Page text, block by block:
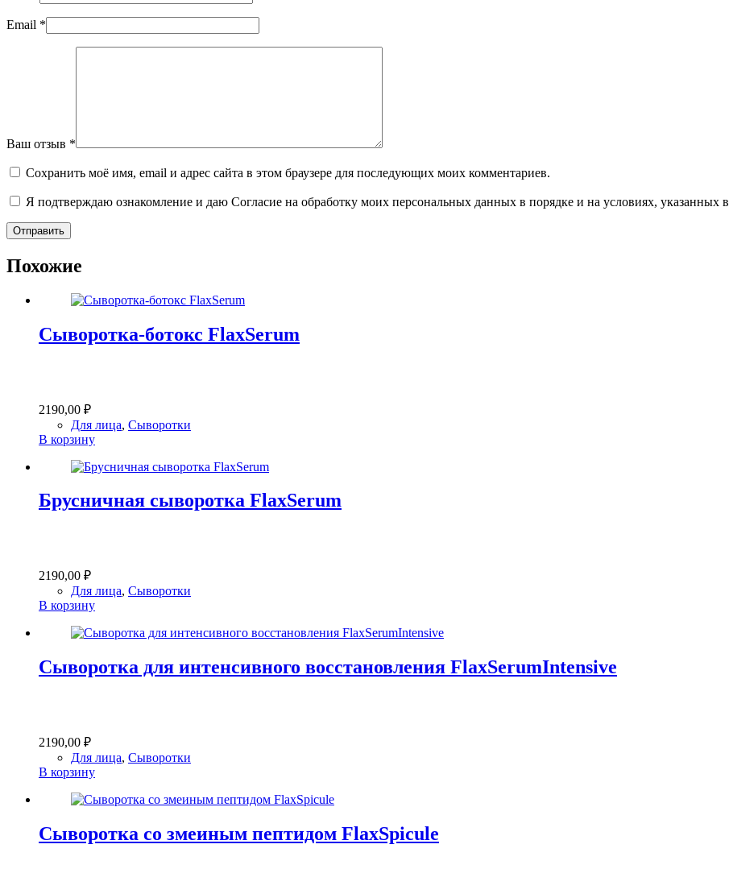
Email *
Ваш отзыв *
Сохранить моё имя, email и адрес сайта в этом браузере для последующих моих комментариев.
Я подтверждаю ознакомление и даю Согласие на обработку моих персональных данных в порядке и на условиях, указанных в
Отправить
Похожие
Сыворотка-ботокс FlaxSerum
2190,00 ₽
Для лица, Сыворотки
В корзину
Брусничная сыворотка FlaxSerum
2190,00 ₽
Для лица, Сыворотки
В корзину
Сыворотка для интенсивного восстановления FlaxSerumIntensive
2190,00 ₽
Для лица, Сыворотки
В корзину
Сыворотка со змеиным пептидом FlaxSpicule